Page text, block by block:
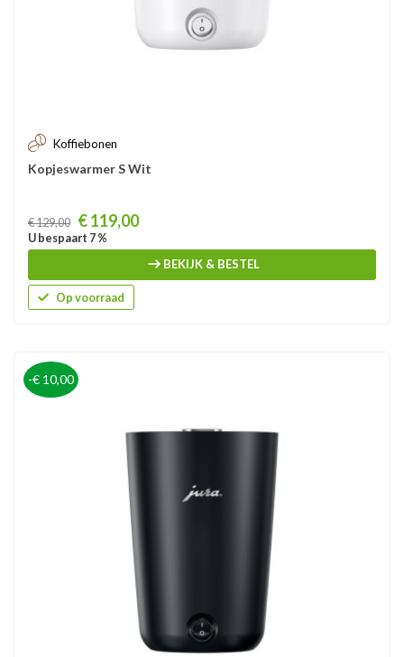
Koffiebonen
Kopjeswarmer S Wit
Prijs
€ 129,00 € 119,00
U bespaart 7 %
BEKIJK & BESTEL
Op voorraad
-€ 10,00